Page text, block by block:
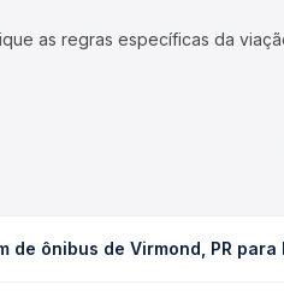
as regras específicas da
de ônibus de Virmond, PR para